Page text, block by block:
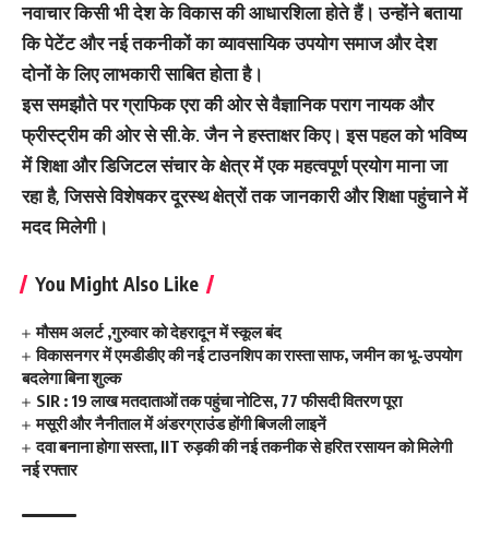
नवाचार किसी भी देश के विकास की आधारशिला होते हैं। उन्होंने बताया
कि पेटेंट और नई तकनीकों का व्यावसायिक उपयोग समाज और देश
दोनों के लिए लाभकारी साबित होता है।
इस समझौते पर ग्राफिक एरा की ओर से वैज्ञानिक पराग नायक और
फ्रीस्ट्रीम की ओर से सी.के. जैन ने हस्ताक्षर किए। इस पहल को भविष्य
में शिक्षा और डिजिटल संचार के क्षेत्र में एक महत्वपूर्ण प्रयोग माना जा
रहा है, जिससे विशेषकर दूरस्थ क्षेत्रों तक जानकारी और शिक्षा पहुंचाने में
मदद मिलेगी।
You Might Also Like
मौसम अलर्ट ,गुरुवार को देहरादून में स्कूल बंद
विकासनगर में एमडीडीए की नई टाउनशिप का रास्ता साफ, जमीन का भू-उपयोग
बदलेगा बिना शुल्क
SIR : 19 लाख मतदाताओं तक पहुंचा नोटिस, 77 फीसदी वितरण पूरा
मसूरी और नैनीताल में अंडरग्राउंड होंगी बिजली लाइनें
दवा बनाना होगा सस्ता, IIT रुड़की की नई तकनीक से हरित रसायन को मिलेगी
नई रफ्तार